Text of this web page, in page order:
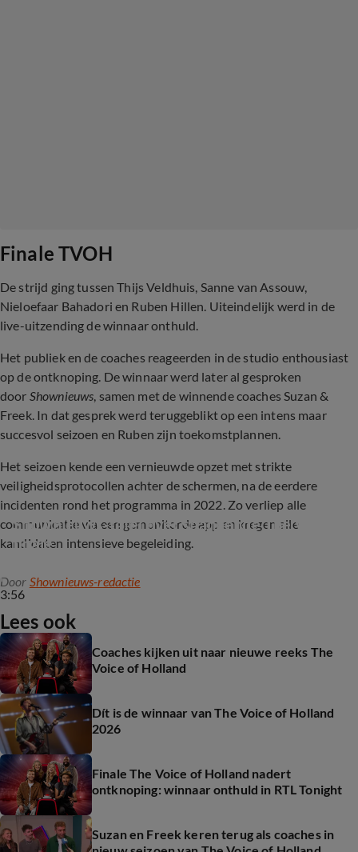
Finale TVOH
De strijd ging tussen Thijs Veldhuis, Sanne van Assouw,
Nieloefaar Bahadori en Ruben Hillen. Uiteindelijk werd in de
live-uitzending de winnaar onthuld.
Het publiek en de coaches reageerden in de studio enthousiast
op de ontknoping. De winnaar werd later al gesproken
door Shownieuws, samen met de winnende coaches Suzan &
Freek. In dat gesprek werd teruggeblikt op een intens maar
succesvol seizoen en Ruben zijn toekomstplannen.
Het seizoen kende een vernieuwde opzet met strikte
veiligheidsprotocollen achter de schermen, na de eerdere
incidenten rond het programma in 2022. Zo verliep alle
communicatie via een gemonitorde app en kregen alle
kandidaten intensieve begeleiding.
3:56
Shownieuws-tafel over spannende The Voice-
finale
Door Shownieuws-redactie
Lees ook
Coaches kijken uit naar nieuwe reeks The
Voice of Holland
Dít is de winnaar van The Voice of Holland
2026
Finale The Voice of Holland nadert
ontknoping: winnaar onthuld in RTL Tonight
Suzan en Freek keren terug als coaches in